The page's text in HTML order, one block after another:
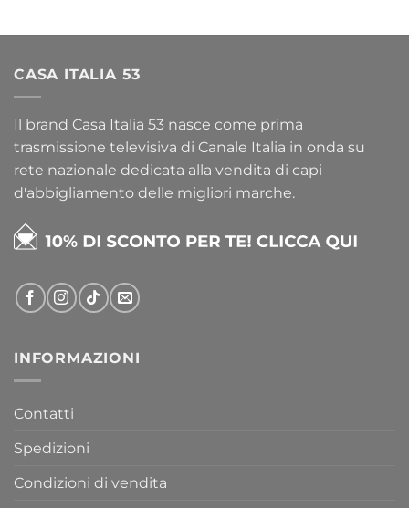
CASA ITALIA 53
Il brand Casa Italia 53 nasce come prima
trasmissione televisiva di Canale Italia in onda su
rete nazionale dedicata alla vendita di capi
d'abbigliamento delle migliori marche.
INFORMAZIONI
Contatti
Spedizioni
Condizioni di vendita